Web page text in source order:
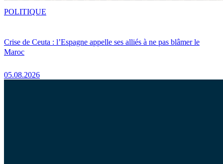
Crise de Ceuta : l’Espagne appelle ses alliés à ne pas blâmer le
Maroc
05.08.2026
POLITIQUE